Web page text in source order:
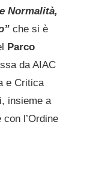
Normalità,
che si è
Parco
da AIAC
e Critica
insieme a
l’Ordine